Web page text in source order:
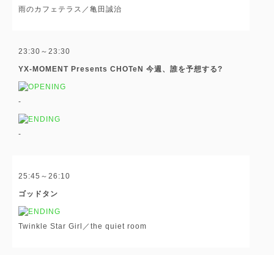
雨のカフェテラス／亀田誠治
23:30～23:30
YX-MOMENT Presents CHOTeN 今週、誰を予想する?
-
-
25:45～26:10
ゴッドタン
Twinkle Star Girl／the quiet room